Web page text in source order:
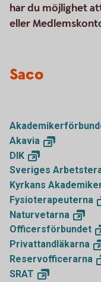
har du möjlighet
eller
Saco
Akavia
DIK
Sveriges
Kyrkans
Fysioterapeuterna
Naturvetarna
Officersförbundet
Privattandläkarna
Reservofficerarna
SRAT